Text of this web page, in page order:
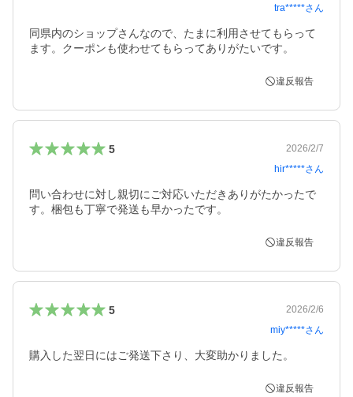
tra*****さん
同県内のショップさんなので、たまに利用させてもらって
ます。クーポンも使わせてもらってありがたいです。
違反報告
5
2026/2/7
hir*****さん
問い合わせに対し親切にご対応いただきありがたかったで
す。梱包も丁寧で発送も早かったです。
違反報告
5
2026/2/6
miy*****さん
購入した翌日にはご発送下さり、大変助かりました。
違反報告